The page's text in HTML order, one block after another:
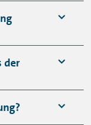
der
Sie